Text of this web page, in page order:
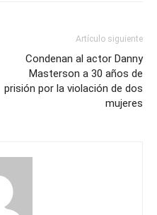
Artículo siguiente
Condenan al actor Danny
Masterson a 30 años de
prisión por la violación de dos
mujeres